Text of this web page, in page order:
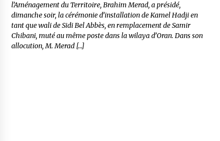
l’Aménagement du Territoire, Brahim Merad, a présidé,
dimanche soir, la cérémonie d’installation de Kamel Hadji en
tant que wali de Sidi Bel Abbès, en remplacement de Samir
Chibani, muté au même poste dans la wilaya d’Oran. Dans son
allocution, M. Merad […]